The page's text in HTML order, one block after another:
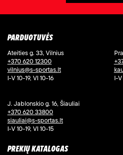
PARDUOTUVĖS
Ateities g. 33, Vilnius
+370 620 12300
vilnius@s-sportas.lt
I-V 10-19, VI 10-16
I-V
J. Jablonskio g. 16, Šiauliai
+370 620 33800
siauliai@s-sportas.lt
I-V 10-19, VI 10-15
PREKIŲ KATALOGAS